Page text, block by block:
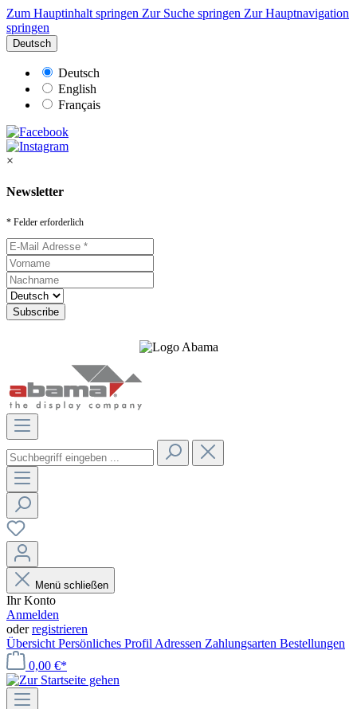
Zum Hauptinhalt springen Zur Suche springen Zur Hauptnavigation
springen
Deutsch
Deutsch
English
Français
×
Newsletter
* Felder erforderlich
Menü schließen
Ihr Konto
Anmelden
oderregistrieren
Übersicht Persönliches Profil Adressen Zahlungsarten Bestellungen
0,00 €*